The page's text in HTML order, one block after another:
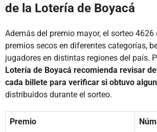
de la Lotería de Boyacá
Además del premio mayor, el sorteo 4626
premios secos en diferentes categorías,
jugadores en distintas regiones del país.
Lotería de Boyacá recomienda revisar
cada billete para verificar si obtuvo
distribuidos durante el sorteo.
Premio